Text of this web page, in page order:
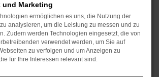
gewiss darüber streiten, ob sich ein
lässt, inhaltlich jedoch nicht. Fest
Golf Neuwagen in puncto Qualität und
toppen ist und Sie in einen echten
Wir sind stolz darauf, die Modelle von
Jahrzehnten anzubieten und verweisen
von mehr als 115 Jahren als regional
und Marketing
ermöglichen es uns, die Nutzung der
analysieren, um die Leistung zu messen und zu
Zudem werden Technologien eingesetzt, die von
verwendet werden, um Sie auf
zu verfolgen und um Anzeigen zu
für Ihre Interessen relevant sind.